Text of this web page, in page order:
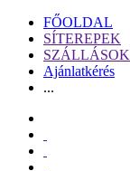
FŐOLDAL
SÍTEREPEK
SZÁLLÁSOK
Ajánlatkérés
...